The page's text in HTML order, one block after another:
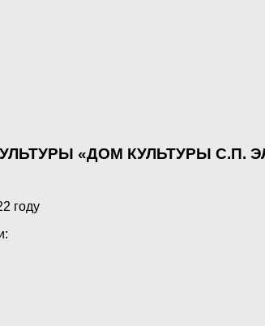
«ДОМ КУЛЬТУРЫ С.П.
году